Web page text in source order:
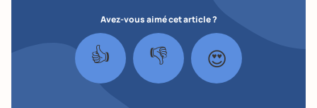
Avez-vous aimé cet article ?
👍 👎 😍